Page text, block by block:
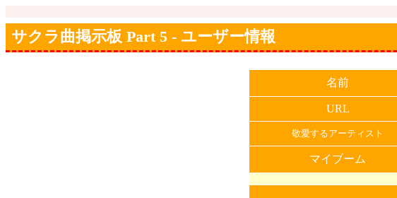
サクラ曲掲示板 Part 5 - ユーザー情報
名前
URL
敬愛するアーティスト
マイブーム